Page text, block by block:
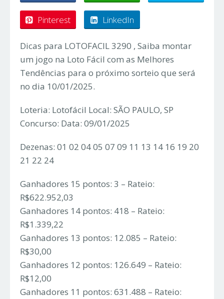
Pinterest LinkedIn
Dicas para LOTOFACIL 3290 , Saiba montar
um jogo na Loto Fácil com as Melhores
Tendências para o próximo sorteio que será
no dia 10/01/2025.
Loteria: Lotofácil Local: SÃO PAULO, SP
Concurso: Data: 09/01/2025
Dezenas: 01 02 04 05 07 09 11 13 14 16 19 20
21 22 24
Ganhadores 15 pontos: 3 – Rateio:
R$622.952,03
Ganhadores 14 pontos: 418 – Rateio:
R$1.339,22
Ganhadores 13 pontos: 12.085 – Rateio:
R$30,00
Ganhadores 12 pontos: 126.649 – Rateio:
R$12,00
Ganhadores 11 pontos: 631.488 – Rateio: